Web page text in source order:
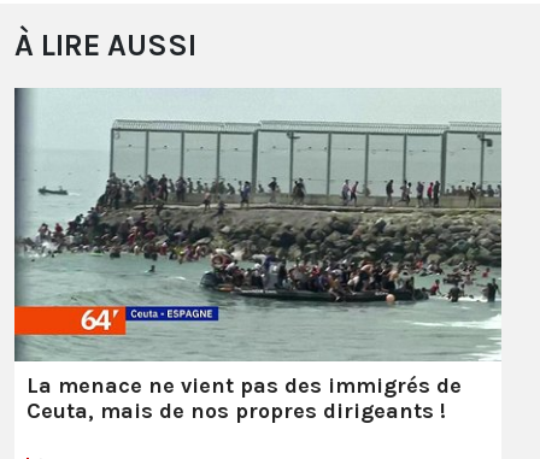
À LIRE AUSSI
La menace ne vient pas des immigrés de
Ceuta, mais de nos propres dirigeants !